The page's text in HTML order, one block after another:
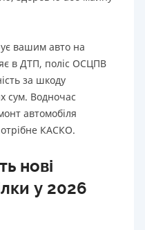
вашим авто на
в ДТП, поліс ОСЦПВ
за шкоду
сум. Водночас
автомобіля
КАСКО.
нові
у 2026